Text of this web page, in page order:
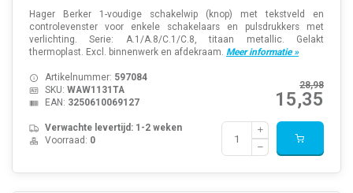
Hager Berker 1-voudige schakelwip (knop) met tekstveld en
controlevenster voor enkele schakelaars en pulsdrukkers met
verlichting. Serie: A.1/A.8/C.1/C.8, titaan metallic. Gelakt
thermoplast. Excl. binnenwerk en afdekraam. Meer informatie »
28,98
15,35
Artikelnummer: 597084
SKU: WAW1131TA
EAN: 3250610069127
Verwachte levertijd: 1-2 weken
Voorraad: 0